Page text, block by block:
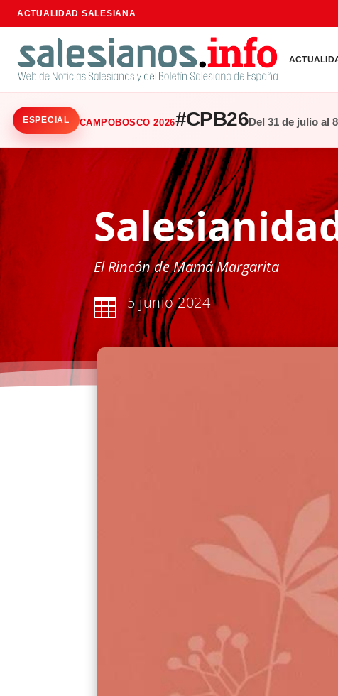
ACTUALIDAD SALESIANA
ESPECIAL CAMPOBOSCO 2026#CPB26Del 31 de julio al
El Rincón de Mamá Margarita
 5 junio 2024